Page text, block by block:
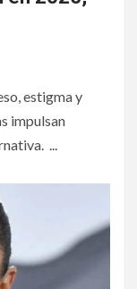
estigma y
impulsan
...